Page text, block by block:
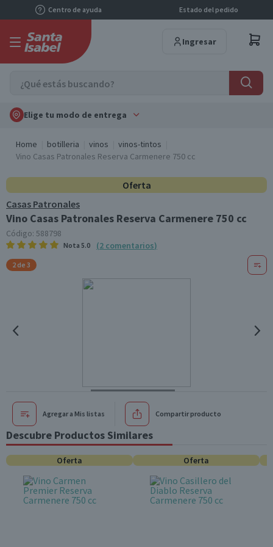
Centro de ayuda Estado del pedido
Ingresar
Elige tu modo de entrega
Home botilleria vinos
vinos-tintos
Vino Casas Patronales Reserva Carmenere 750 cc
Oferta
Casas Patronales
Vino Casas Patronales Reserva Carmenere 750 cc
Código: 588798
Nota 5.0 (2 comentarios)
2 de 3
Agregar a Mis listas Compartir producto
Descubre Productos Similares
Oferta Oferta